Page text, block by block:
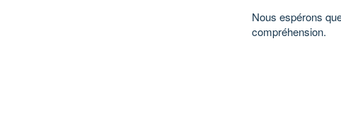
Nous espérons
compréhension.